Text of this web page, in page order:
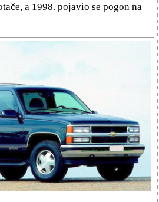
a 1998. pojavio se pogon na